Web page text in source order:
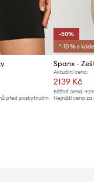
před poskytnutím
-50%
*-10 % s
Aktuální cena:
2139 Kč
Běžná cena:
Nejnižší cena